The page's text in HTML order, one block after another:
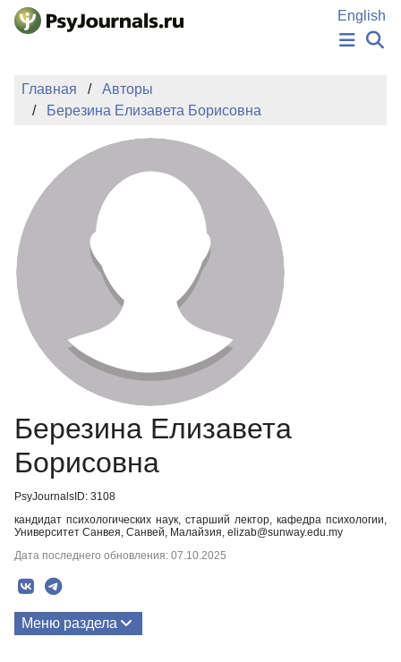
Перейти к основному содержанию
English
ИЗДАНИЯ
АВТОРЫ
ПОДАТЬ РУКОПИСЬ
БАЗА ЗНАНИЙ
КЛЮЧЕВЫЕ СЛОВА
Регистрация
Главная
Авторы
Березина Елизавета Борисовна
Березина Елизавета
Борисовна
PsyJournalsID: 3108
кандидат психологических наук, старший лектор, кафедра психологии,
Университет Санвея, Санвей, Малайзия, elizab@sunway.edu.my
Дата последнего обновления: 07.10.2025
Меню раздела